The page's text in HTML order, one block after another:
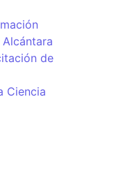
de
Ciencia